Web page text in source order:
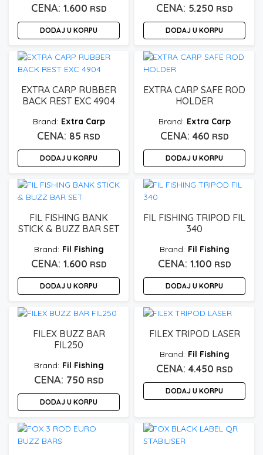
1.600 RSD
DODAJ U KORPU
5.250 RSD
DODAJ U KORPU
EXTRA CARP RUBBER
BACK REST EXC 4904
Extra Carp
85 RSD
DODAJ U KORPU
EXTRA CARP SAFE ROD
HOLDER
Extra Carp
460 RSD
DODAJ U KORPU
FIL FISHING BANK
STICK & BUZZ BAR SET
Fil Fishing
1.600 RSD
DODAJ U KORPU
FIL FISHING TRIPOD FIL
340
Fil Fishing
1.100 RSD
DODAJ U KORPU
FILEX BUZZ BAR
FIL250
Fil Fishing
750 RSD
DODAJ U KORPU
FILEX TRIPOD LASER
Fil Fishing
4.450 RSD
DODAJ U KORPU